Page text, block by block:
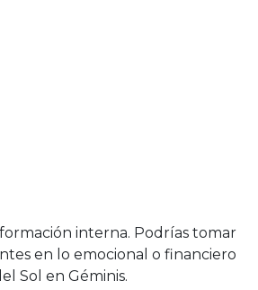
interna. Podrías tomar
en lo emocional o financiero
Sol en Géminis.